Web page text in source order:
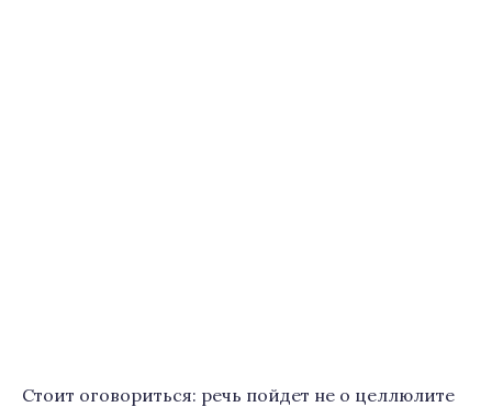
Стоит оговориться: речь пойдет не о целлюлите